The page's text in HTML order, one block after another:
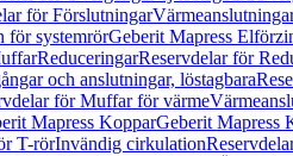
för Förslutningar
för systemrörGeberit Mapress
ReduceringarReservdelar för
och anslutningar, löstagbara
för Muffar för värme
Mapress KopparGeberit Mapress
T-rörInvändig cirkulation